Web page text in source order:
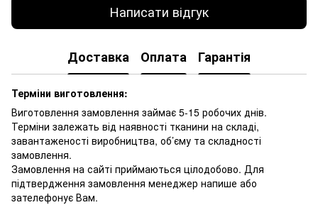
Написати відгук
Доставка Оплата Гарантія
Терміни виготовлення:
Виготовлення замовлення займає 5-15 робочих днів.
Терміни залежать від наявності тканини на складі,
завантаженості виробництва, об’єму та складності
замовлення.
Замовлення на сайті приймаються цілодобово. Для
підтвердження замовлення менеджер напише або
зателефонує Вам.